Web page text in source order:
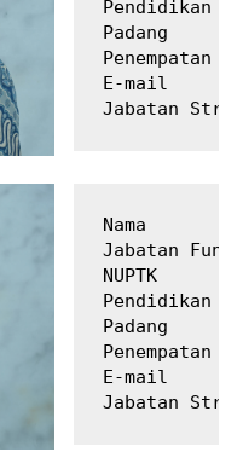
Pendidikan
Padang
E-mail
Nama
Jabatan
NUPTK
Pendidikan
Padang
E-mail